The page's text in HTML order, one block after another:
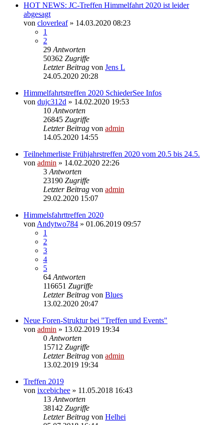
HOT NEWS: JC-Treffen Himmelfahrt 2020 ist leider
abgesagt
von cloverleaf» 14.03.2020 08:23
1
2
29 Antworten
50362 Zugriffe
Letzter Beitrag von Jens L
24.05.2020 20:28
Himmelfahrtstreffen 2020 SchiederSee Infos
von dujc312d » 14.02.2020 19:53
10 Antworten
26845 Zugriffe
Letzter Beitrag von admin
14.05.2020 14:55
Teilnehmerliste Frühjahrstreffen 2020 vom 20.5 bis 24.5.
von admin » 14.02.2020 22:26
3 Antworten
23190 Zugriffe
Letzter Beitrag von admin
29.02.2020 15:07
Himmelsfahrttreffen 2020
von Andytwo784 » 01.06.2019 09:57
1
2
3
4
5
64 Antworten
116651 Zugriffe
Letzter Beitrag von Blues
13.02.2020 20:47
Neue Foren-Struktur bei "Treffen und Events"
von admin » 13.02.2019 19:34
0 Antworten
15712 Zugriffe
Letzter Beitrag von admin
13.02.2019 19:34
Treffen 2019
von ixcebichee » 11.05.2018 16:43
13 Antworten
38142 Zugriffe
Letzter Beitrag von Helhei